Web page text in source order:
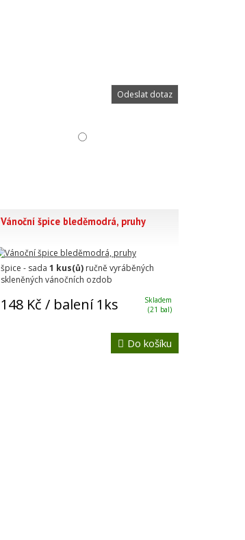
Vánoční špice bleděmodrá, pruhy
špice - sada 1 kus(ů) ručně vyráběných
skleněných vánočních ozdob
148 Kč / balení 1ks
Skladem
(21 bal)
Do košíku